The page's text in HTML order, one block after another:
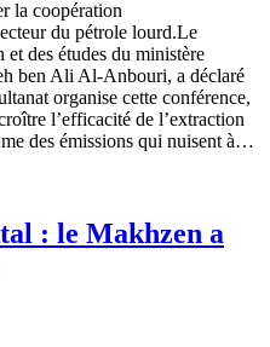
la coopération
du pétrole lourd.Le
des études du ministère
ben Ali Al-Anbouri, a déclaré
organise cette conférence,
l’efficacité de l’extraction
des émissions qui nuisent à…
: le Makhzen a